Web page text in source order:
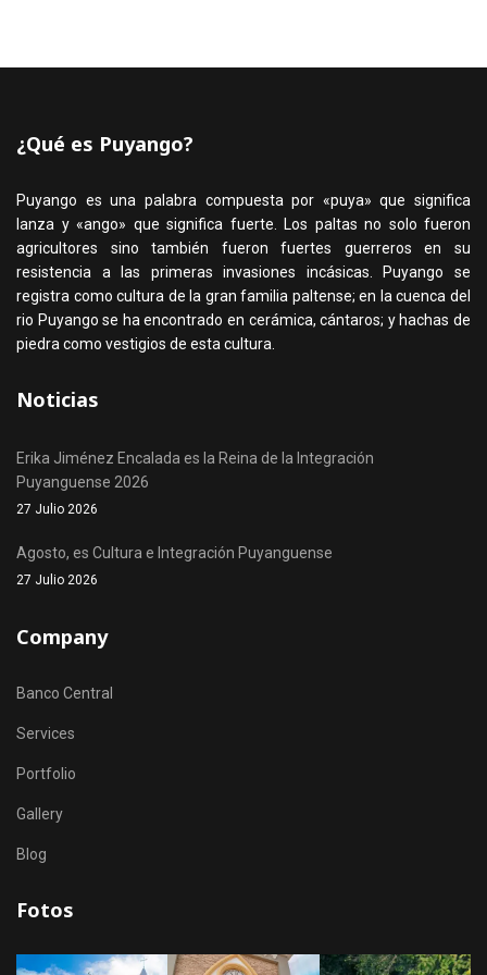
¿Qué es Puyango?
Puyango es una palabra compuesta por «puya» que significa
lanza y «ango» que significa fuerte. Los paltas no solo fueron
agricultores sino también fueron fuertes guerreros en su
resistencia a las primeras invasiones incásicas. Puyango se
registra como cultura de la gran familia paltense; en la cuenca del
rio Puyango se ha encontrado en cerámica, cántaros; y hachas de
piedra como vestigios de esta cultura.
Noticias
Erika Jiménez Encalada es la Reina de la Integración
Puyanguense 2026
27 Julio 2026
Agosto, es Cultura e Integración Puyanguense
27 Julio 2026
Company
Banco Central
Services
Portfolio
Gallery
Blog
Fotos